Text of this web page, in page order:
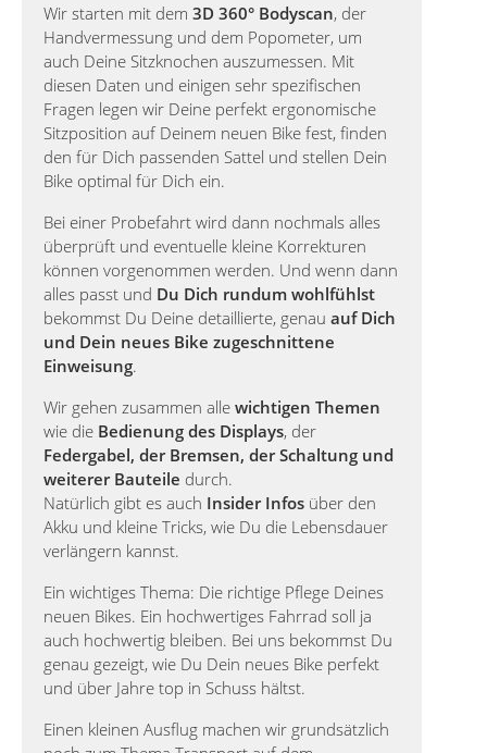
Wir starten mit dem 3D 360° Bodyscan, der
Handvermessung und dem Popometer, um
auch Deine Sitzknochen auszumessen. Mit
diesen Daten und einigen sehr spezifischen
Fragen legen wir Deine perfekt ergonomische
Sitzposition auf Deinem neuen Bike fest, finden
den für Dich passenden Sattel und stellen Dein
Bike optimal für Dich ein.
Bei einer Probefahrt wird dann nochmals alles
überprüft und eventuelle kleine Korrekturen
können vorgenommen werden. Und wenn dann
alles passt und Du Dich rundum wohlfühlst
bekommst Du Deine detaillierte, genau auf Dich
und Dein neues Bike zugeschnittene
Einweisung.
Wir gehen zusammen alle wichtigen Themen
wie die Bedienung des Displays, der
Federgabel, der Bremsen, der Schaltung und
weiterer Bauteile durch.
Natürlich gibt es auch Insider Infos über den
Akku und kleine Tricks, wie Du die Lebensdauer
verlängern kannst.
Ein wichtiges Thema: Die richtige Pflege Deines
neuen Bikes. Ein hochwertiges Fahrrad soll ja
auch hochwertig bleiben. Bei uns bekommst Du
genau gezeigt, wie Du Dein neues Bike perfekt
und über Jahre top in Schuss hältst.
Einen kleinen Ausflug machen wir grundsätzlich